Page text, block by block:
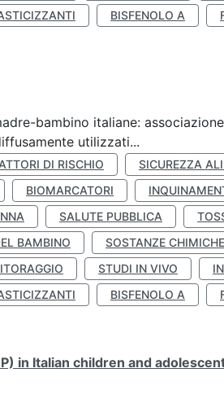
BISFENOLO A
bambino italiane:
utilizzati...
DI RISCHIO
SICUREZZA
BIOMARCATORI
SALUTE PUBBLICA
BAMBINO
SOSTANZE CHIMICHE
STUDI IN VIVO
BISFENOLO A
in Italian children and